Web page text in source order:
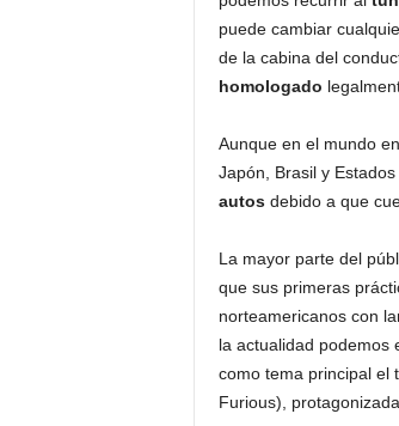
puede cambiar
de la cabina del
homologado
Aunque en el mundo
Japón, Brasil y
autosdebido a que
La mayor parte del
que sus primeras
norteamericanos con
la actualidad podemos
como tema principal el
Furious),